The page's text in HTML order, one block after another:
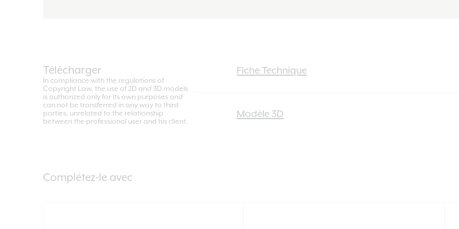
Télécharger
In compliance with the regulations of
Copyright Law, the use of 2D and 3D models
is authorized only for its own purposes and
can not be transferred in any way to third
parties, unrelated to the relationship
between the professional user and his client.
Fiche Technique
Modèle 3D
Complétez-le avec